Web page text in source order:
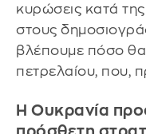
κυρώσεις κατά
στους
βλέπουμε πόσο θα
πετρελαίου, που,
Η Ουκρανία